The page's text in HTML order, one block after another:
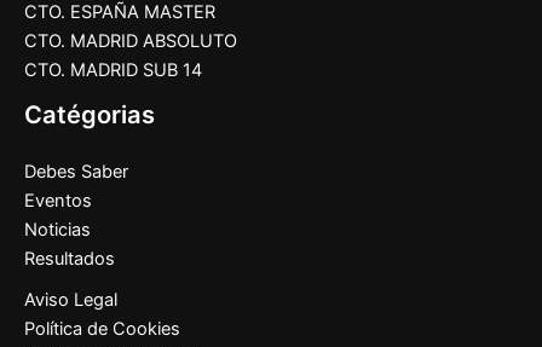
CTO. ESPAÑA MASTER
CTO. MADRID ABSOLUTO
CTO. MADRID SUB 14
Catégorias
Debes Saber
Eventos
Noticias
Resultados
Aviso Legal
Política de Cookies